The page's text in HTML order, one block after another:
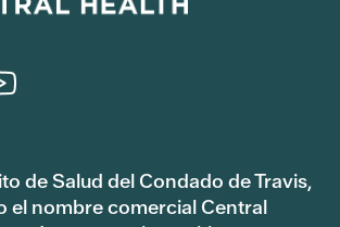
de Salud del Condado de Travis,
el nombre comercial Central